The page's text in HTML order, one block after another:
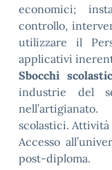
economici;
controllo,
utilizzare il
applicativi
Sbocchi
industrie del
scolastici.
Accesso
post-diploma.